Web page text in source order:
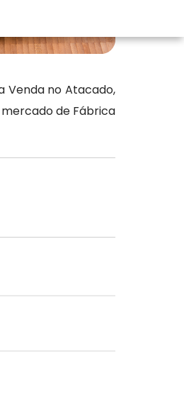
Venda no Atacado,
de Fábrica